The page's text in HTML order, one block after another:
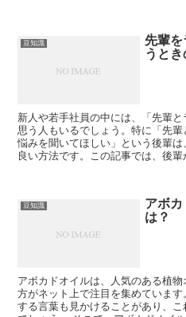
豆知識
先輩
うと
新人や若手社員の中には、「先輩
思う人もいるでしょう。特に「先
悩みを聞いてほしい」という後輩
良い方法です。この記事では、後
豆知識
アボ
は？
アボカドオイルは、人気のある植
方がネット上で注目を集めていま
する言葉も見かけることがあり、